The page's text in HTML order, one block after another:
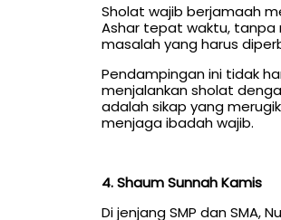
Sholat wajib berjamaah
Ashar tepat waktu, tanpa
masalah yang harus
Pendampingan ini tidak
menjalankan sholat
adalah sikap yang
menjaga ibadah wajib.
4. Shaum Sunnah Kamis
Di jenjang SMP dan SMA,